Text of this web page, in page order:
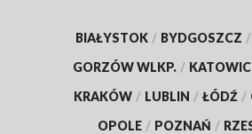
BIAŁYSTOK / BYDGOSZCZ /
GORZÓW WLKP. /
KRAKÓW / LUBLIN / ŁÓDŹ /
OPOLE / POZNAŃ /